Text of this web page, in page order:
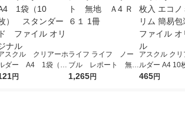
スクル クリアーホ
ダー A4 1袋（10
） スタンダード
円
ライフ ライフ ノー
ブル レポート 無
地 Ａ4 Ｒ６１ 1冊
1,265円
アスクル ク
ルダー A4 10
コノミースリ
465円